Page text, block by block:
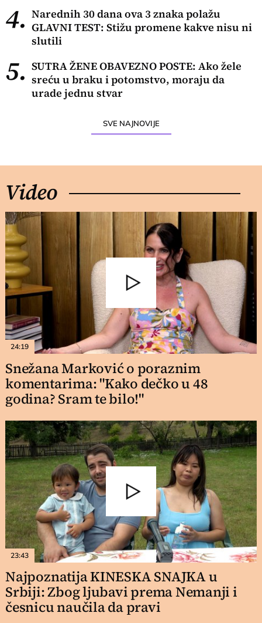
4. Narednih 30 dana ova 3 znaka polažu
GLAVNI TEST: Stižu promene kakve nisu ni
slutili
5. SUTRA ŽENE OBAVEZNO POSTE: Ako žele
sreću u braku i potomstvo, moraju da
urade jednu stvar
SVE NAJNOVIJE
Video
24:19
Snežana Marković o poraznim
komentarima: "Kako dečko u 48
godina? Sram te bilo!"
23:43
Najpoznatija KINESKA SNAJKA u
Srbiji: Zbog ljubavi prema Nemanji i
česnicu naučila da pravi